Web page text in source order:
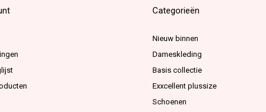
Categorieën
Nieuw binnen
Dameskleding
Basis collectie
Exxcellent plussize
Schoenen